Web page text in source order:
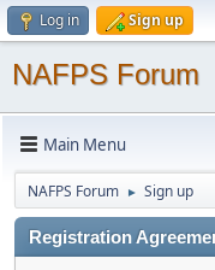
Log in Sign up
NAFPS Forum
Main Menu
NAFPS Forum ► Sign up
Registration